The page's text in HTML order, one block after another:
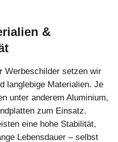
&
Werbeschilder setzen wir
langlebige Materialien. Je
unter anderem Aluminium,
zum Einsatz.
eine hohe Stabilität,
Lebensdauer – selbst